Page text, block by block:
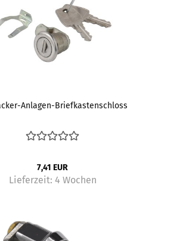
Anlagen-Briefkastenschloss
7,41 EUR
Lieferzeit: 4 Wochen